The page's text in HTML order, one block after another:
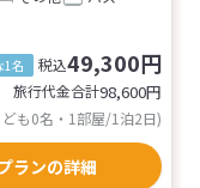
1名 税込49,300円
旅行代金合計98,600円
も0名・1部屋/1泊2日)
ランの詳細